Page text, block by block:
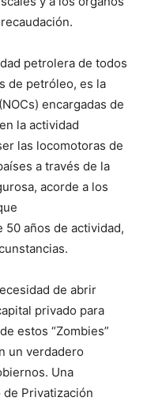
petrolera de todos
de petróleo, es la
encargadas de
la actividad
las locomotoras de
a través de la
acorde a los
50 años de actividad,
de abrir
privado para
estos “Zombies”
un verdadero
Una
Privatización